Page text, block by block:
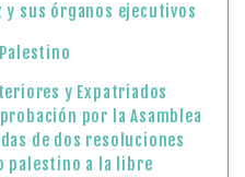
y sus órganos ejecutivos
y Expatriados
por la Asamblea
de dos resoluciones
palestino a la libre